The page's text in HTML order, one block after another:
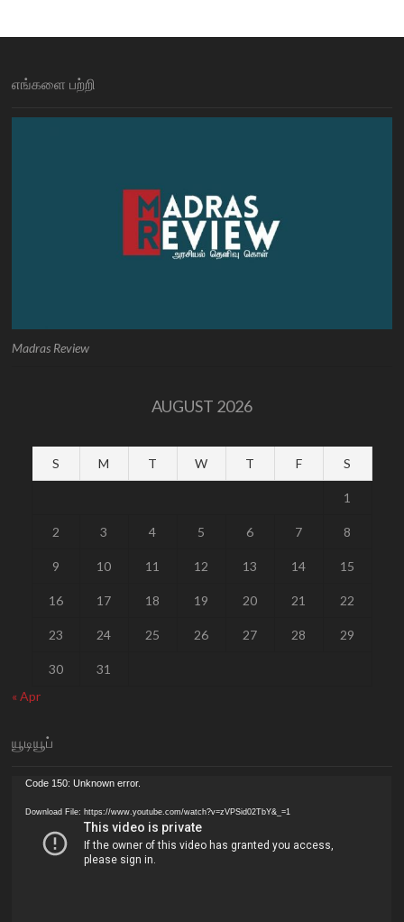
எங்களை பற்றி
Madras Review
AUGUST 2026
S M T W T F S
1
2 3 4 5 6 7 8
9 10 11 12 13 14 15
16 17 18 19 20 21 22
23 24 25 26 27 28 29
30
31
« Apr
யூடியூப்
Video
Code 150: Unknown error.
Download File: https://www.youtube.com/watch?v=zVPSid02TbY&_=1